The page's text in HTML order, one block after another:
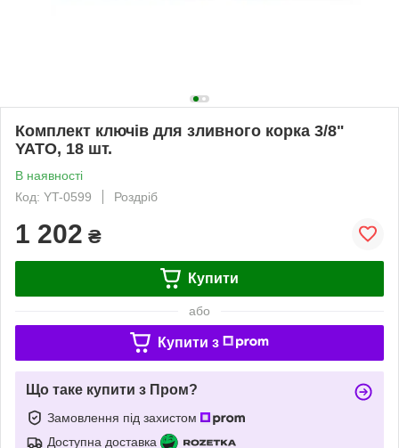
Комплект ключів для зливного корка 3/8"
YATO, 18 шт.
В наявності
Код: YT-0599
Роздріб
1 202 ₴
Купити
або
Купити з
Що таке купити з Пром?
Замовлення під захистом
Доступна доставка